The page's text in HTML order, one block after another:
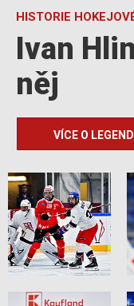
HISTORIE
Ivan
něj
VÍCE O